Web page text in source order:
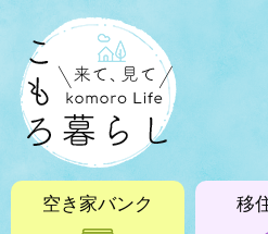
空き家バンク 移